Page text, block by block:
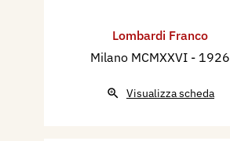
Lombardi Franco
Milano MCMXXVI - 1926
Visualizza scheda